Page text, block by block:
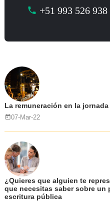
+51 993 526 938
La remuneración en la
07-Mar-22
¿Quieres que alguien te
que necesitas saber sobre un
escritura pública